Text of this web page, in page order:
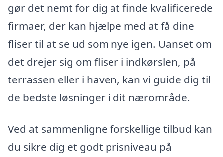
gør det nemt for dig at finde kvalificerede
firmaer, der kan hjælpe med at få dine
fliser til at se ud som nye igen. Uanset om
det drejer sig om fliser i indkørslen, på
terrassen eller i haven, kan vi guide dig til
de bedste løsninger i dit nærområde.
Ved at sammenligne forskellige tilbud kan
du sikre dig et godt prisniveau på